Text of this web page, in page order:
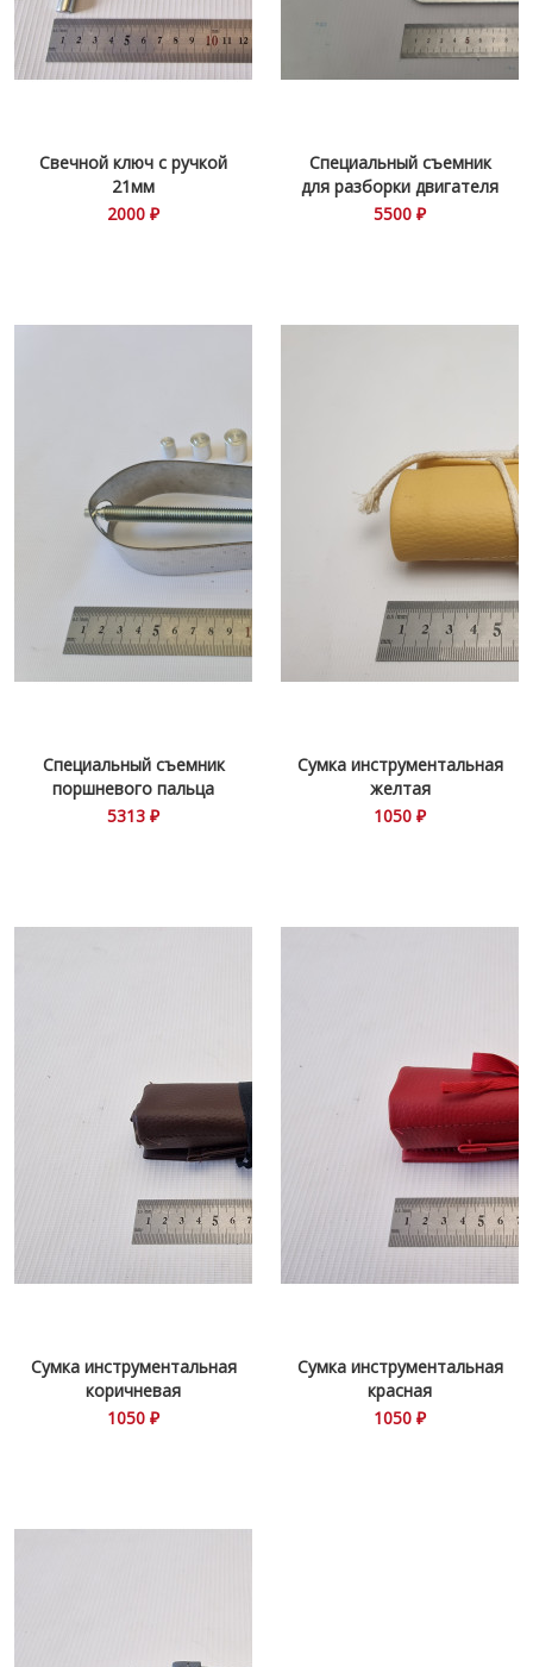
Свечной ключ с ручкой
21мм
2000 ₽
Специальный съемник
для разборки двигателя
5500 ₽
Специальный съемник
поршневого пальца
5313 ₽
Сумка инструментальная
желтая
1050 ₽
Сумка инструментальная
коричневая
1050 ₽
Сумка инструментальная
красная
1050 ₽